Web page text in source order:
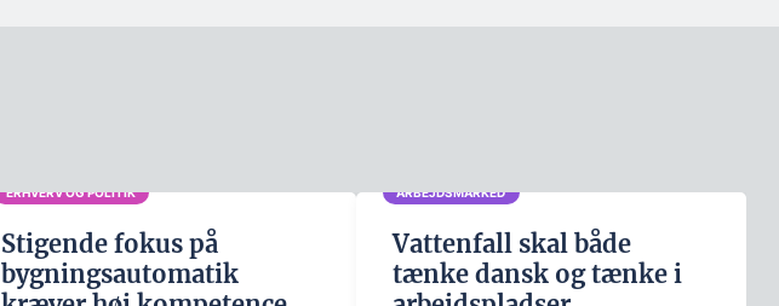
ERHVERV OG POLITIK
Stigende fokus på
bygningsautomatik
ARBEJDSMARKED
Vattenfall skal både
tænke dansk og tænke i